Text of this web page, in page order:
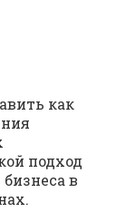
как
подход
в